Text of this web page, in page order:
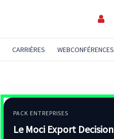
CARRIÈRES WEBCONFÉRENCES
PACK ENTREPRISES
Le Moci Export Decision